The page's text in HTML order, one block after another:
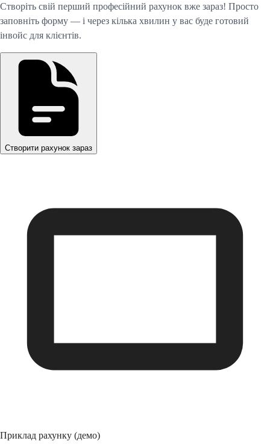
Створіть свій перший професійний рахунок вже зараз! Просто
заповніть форму — і через кілька хвилин у вас буде готовий
інвойс для клієнтів.
Створити рахунок зараз
Приклад рахунку (демо)